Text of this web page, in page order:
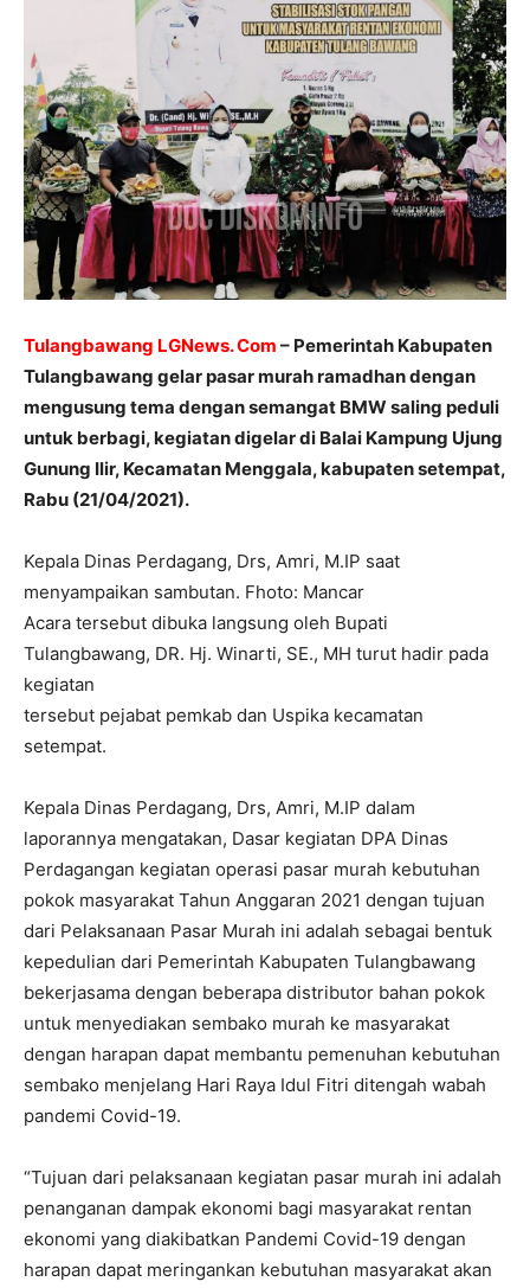
Tulangbawang LGNews. Com – Pemerintah Kabupaten
Tulangbawang gelar pasar murah ramadhan dengan
mengusung tema dengan semangat BMW saling peduli
untuk berbagi, kegiatan digelar di Balai Kampung Ujung
Gunung Ilir, Kecamatan Menggala, kabupaten setempat,
Rabu (21/04/2021).
Kepala Dinas Perdagang, Drs, Amri, M.IP saat
menyampaikan sambutan. Fhoto: Mancar
Acara tersebut dibuka langsung oleh Bupati
Tulangbawang, DR. Hj. Winarti, SE., MH turut hadir pada
kegiatan
tersebut pejabat pemkab dan Uspika kecamatan
setempat.
Kepala Dinas Perdagang, Drs, Amri, M.IP dalam
laporannya mengatakan, Dasar kegiatan DPA Dinas
Perdagangan kegiatan operasi pasar murah kebutuhan
pokok masyarakat Tahun Anggaran 2021 dengan tujuan
dari Pelaksanaan Pasar Murah ini adalah sebagai bentuk
kepedulian dari Pemerintah Kabupaten Tulangbawang
bekerjasama dengan beberapa distributor bahan pokok
untuk menyediakan sembako murah ke masyarakat
dengan harapan dapat membantu pemenuhan kebutuhan
sembako menjelang Hari Raya Idul Fitri ditengah wabah
pandemi Covid-19.
“Tujuan dari pelaksanaan kegiatan pasar murah ini adalah
penanganan dampak ekonomi bagi masyarakat rentan
ekonomi yang diakibatkan Pandemi Covid-19 dengan
harapan dapat meringankan kebutuhan masyarakat akan